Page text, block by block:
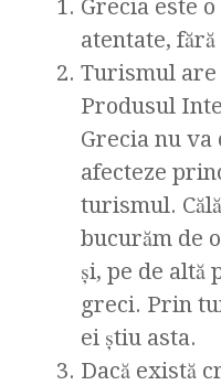
Grecia este
atentate,
Turismul are
Produsul
Grecia nu va
afecteze
turismul.
bucurăm de
şi, pe de
greci. Prin
ei ştiu asta.
Dacă există